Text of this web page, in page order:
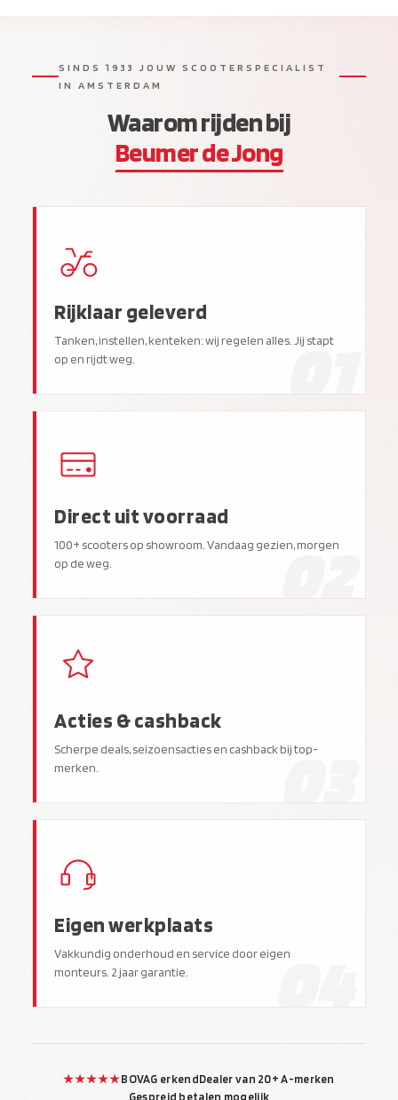
SINDS 1933 JOUW SCOOTERSPECIALIST
IN AMSTERDAM
Waarom rijden bij
Beumer de Jong
Rijklaar geleverd
Tanken, instellen, kenteken: wij regelen alles. Jij stapt
op en rijdt weg.
01
Direct uit voorraad
100+ scooters op showroom. Vandaag gezien, morgen
op de weg.
02
Acties & cashback
Scherpe deals, seizoensacties en cashback bij top-
merken.
03
Eigen werkplaats
Vakkundig onderhoud en service door eigen
monteurs. 2 jaar garantie.
04
★★★★★BOVAG erkendDealer van 20+ A-merken
Gespreid betalen mogelijk